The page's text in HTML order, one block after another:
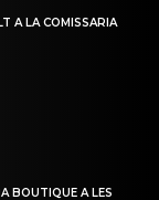
A LA COMISSARIA
BOUTIQUE A LES